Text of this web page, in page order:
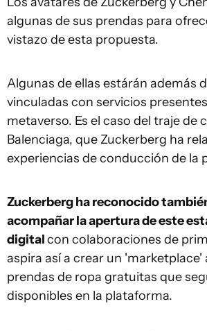
algunas de sus prendas para
vistazo de esta propuesta.
Algunas de ellas estárán además
vinculadas con servicios
metaverso. Es el caso del traje de
Balenciaga, que Zuckerberg ha
experiencias de conducción de la
Zuckerberg ha reconocido
acompañar la apertura de este
digitalcon colaboraciones de
aspira así a crear un 'marketplace'
prendas de ropa gratuitas que
disponibles en la plataforma.